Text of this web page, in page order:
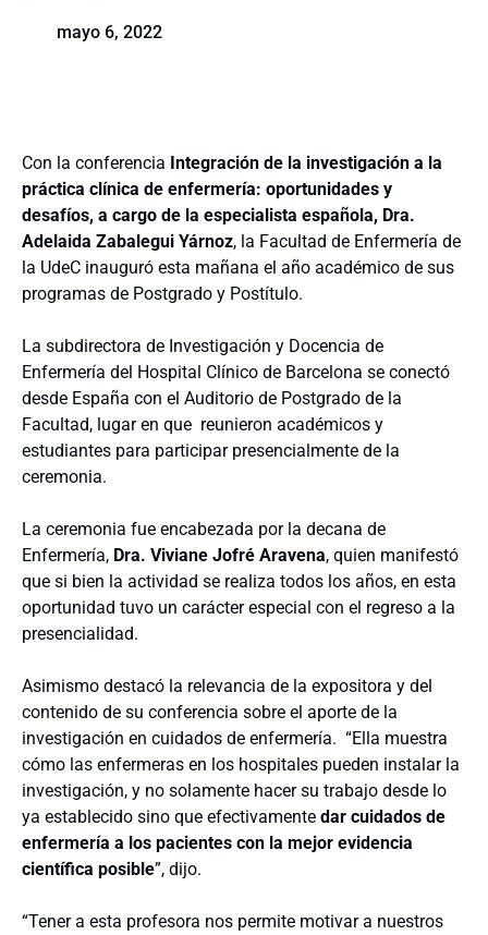
mayo 6, 2022
Con la conferencia Integración de la investigación a la
práctica clínica de enfermería: oportunidades y
desafíos, a cargo de la especialista española, Dra.
Adelaida Zabalegui Yárnoz, la Facultad de Enfermería de
la UdeC inauguró esta mañana el año académico de sus
programas de Postgrado y Postítulo.
La subdirectora de Investigación y Docencia de
Enfermería del Hospital Clínico de Barcelona se conectó
desde España con el Auditorio de Postgrado de la
Facultad, lugar en que reunieron académicos y
estudiantes para participar presencialmente de la
ceremonia.
La ceremonia fue encabezada por la decana de
Enfermería, Dra. Viviane Jofré Aravena, quien manifestó
que si bien la actividad se realiza todos los años, en esta
oportunidad tuvo un carácter especial con el regreso a la
presencialidad.
Asimismo destacó la relevancia de la expositora y del
contenido de su conferencia sobre el aporte de la
investigación en cuidados de enfermería. “Ella muestra
cómo las enfermeras en los hospitales pueden instalar la
investigación, y no solamente hacer su trabajo desde lo
ya establecido sino que efectivamente dar cuidados de
enfermería a los pacientes con la mejor evidencia
científica posible”, dijo.
“Tener a esta profesora nos permite motivar a nuestros